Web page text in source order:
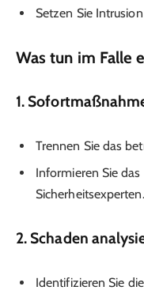
Setzen Sie
Was tun im Falle
1.
Trennen Sie das
Informieren Sie
Sicherheitsexperten.
2. Schaden
Identifizieren Sie